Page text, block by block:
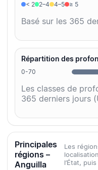
< 2
2–4 4–5 ≥ 5
Basé sur les 365
Répartition des
0-70
Les classes de
365 derniers jours
Principales
régions –
Anguilla
Les
l’État,